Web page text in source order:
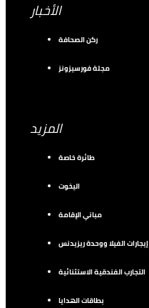
الأخبار
ركن الصحافة
مجلة فورسيزونز
المزيد
طائرة خاصة
اليخوت
مباني الإقامة
إيجارات الفيلا ووحدة ريزيدنس
التجارب الفندقية الاستثنائية
بطاقات الهدايا